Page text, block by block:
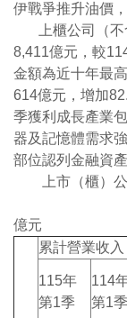
伊戰爭推升油價
上櫃公司（不
8,411億元，較
金額為近十年最
614億元，增加
季獲利成長產業
器及記憶體需求
部位認列金融資
上市（櫃）公
單
億元
累計營業收入
115年
第1季
114
第1季